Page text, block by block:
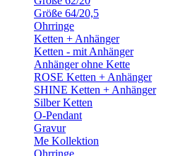
Größe 64/20,5
Ohrringe
Ketten + Anhänger
Ketten - mit Anhänger
Anhänger ohne Kette
ROSE Ketten + Anhänger
SHINE Ketten + Anhänger
Silber Ketten
O-Pendant
Gravur
Me Kollektion
Ohrringe